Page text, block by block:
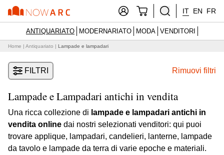
IT EN FR
ANTIQUARIATO MODERNARIATO MODA VENDITORI
Home | Antiquariato | Lampade e lampadari
FILTRI Rimuovi filtri
Lampade e Lampadari antichi in vendita
Una ricca collezione di lampade e lampadari antichi in
vendita online dai nostri selezionati venditori: qui puoi
trovare applique, lampadari, candelieri, lanterne, lampade
da tavolo e lampade da terra di varie epoche e materiali.